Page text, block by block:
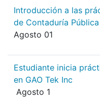
Introducción a las
de Contaduría Pública
Agosto 01
Estudiante inicia
en GAO Tek Inc
Agosto 1